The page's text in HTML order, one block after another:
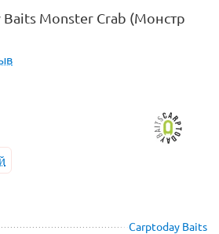
Monster Crab (Монстр
Carptoday Baits